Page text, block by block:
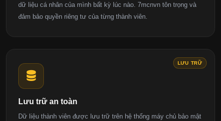
dữ liệu cá nhân của mình bất kỳ lúc nào. 7mcnvn tôn trọng và
đảm bảo quyền riêng tư của từng thành viên.
LƯU TRỮ
Lưu trữ an toàn
Dữ liệu thành viên được lưu trữ trên hệ thống máy chủ bảo mật